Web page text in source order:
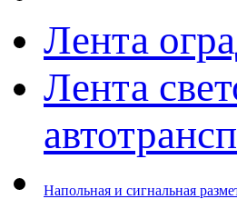
Лента
Лента
Напольная и сигнальная